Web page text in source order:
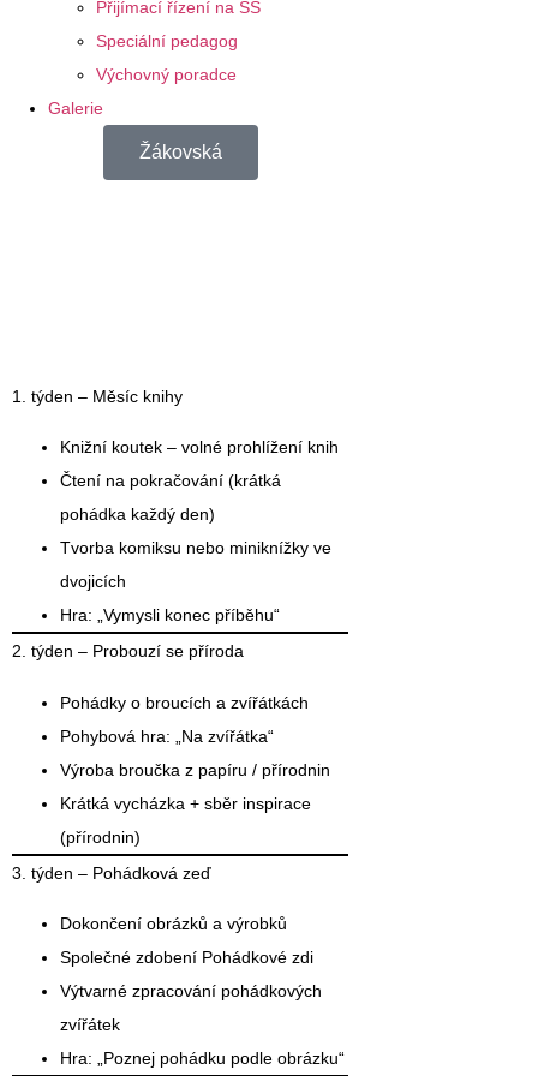
Přijímací řízení na SŠ
Speciální pedagog
Výchovný poradce
Galerie
Žákovská
1. týden – Měsíc knihy
Knižní koutek – volné prohlížení knih
Čtení na pokračování (krátká
pohádka každý den)
Tvorba komiksu nebo miniknížky ve
dvojicích
Hra: „Vymysli konec příběhu“
2. týden – Probouzí se příroda
Pohádky o broucích a zvířátkách
Pohybová hra: „Na zvířátka“
Výroba broučka z papíru / přírodnin
Krátká vycházka + sběr inspirace
(přírodnin)
3. týden – Pohádková zeď
Dokončení obrázků a výrobků
Společné zdobení Pohádkové zdi
Výtvarné zpracování pohádkových
zvířátek
Hra: „Poznej pohádku podle obrázku“